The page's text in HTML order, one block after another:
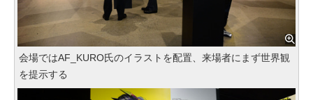
会場ではAF_KURO氏のイラストを配置、来場者にまず世界観
を提示する